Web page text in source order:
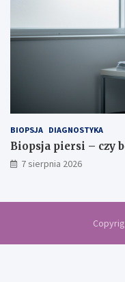
BIOPSJA DIAGNOSTYKA
Biopsja piersi – czy
7 sierpnia 2026